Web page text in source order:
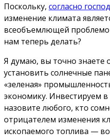
Поскольку, согласно
изменение климата
всеобъемлющей
нам теперь делать?
Я думаю, вы точно
установить солнечные
«зеленая»
экономику. Инвестируем в
назовите любого, кто
отрицателем изменения
ископаемого топлива —